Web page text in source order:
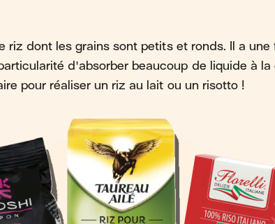
riz dont les grains sont petits et ronds. Il a une
d'absorber beaucoup de liquide à la
pour réaliser un riz au lait ou un risotto !